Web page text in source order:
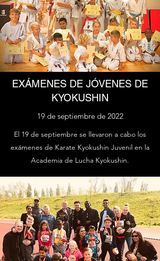
EXÁMENES DE JÓVENES DE
KYOKUSHIN
19 de septiembre de 2022
El 19 de septiembre se llevaron a cabo los
exámenes de Karate Kyokushin Juvenil en la
Academia de Lucha Kyokushin.